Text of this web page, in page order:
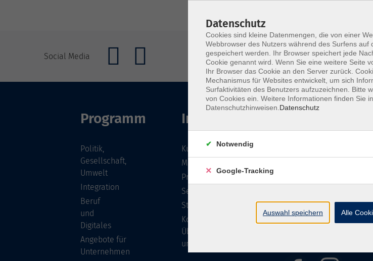
Social Media AGB Datenschutzerklärung
Programm
Politik,
Gesellschaft,
Umwelt
Integration
Beruf
und
Digitales
Angebote für
Unternehmen
Inhalte
Kursübersicht
Musikschule
Projekte
Service
Stellenangebote
Kontakt/
Über
uns
95028 Hof
Telefon: 09281 7145-0
Datenschutz
Cookies sind kleine Datenmengen, die von einer
Webbrowser des Nutzers während des Surfens auf
gespeichert werden. Ihr Browser speichert jede
Cookie genannt wird. Wenn Sie eine weitere Seite
Ihr Browser das Cookie an den Server zurück.
Mechanismus für Websites entwickelt, um sich
Surfaktivitäten des Benutzers aufzuzeichnen. Bitte
von Cookies ein. Weitere Informationen finden Sie
Datenschutzhinweisen. Datenschutz
Notwendig
Google-Tracking
Auswahl speichern Alle